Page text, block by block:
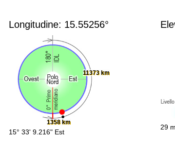
Longitudine: 15.55256°
1358 km
11373 km
15° 33' 9.216" Est
29